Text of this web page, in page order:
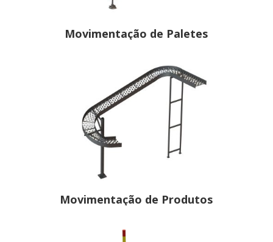
Movimentação de Paletes
Movimentação de Produtos